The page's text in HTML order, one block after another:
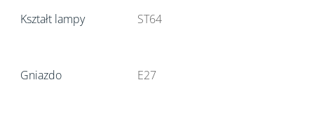
Kształt lampy ST64
Gniazdo E27